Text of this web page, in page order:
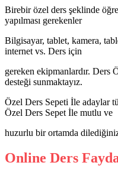
Birebir özel ders şeklinde
yapılması gerekenler
Bilgisayar, tablet, kamera,
internet vs. Ders için
gereken ekipmanlardır. Ders
desteği sunmaktayız.
Özel Ders Sepeti İle adaylar
Özel Ders Sepet İle mutlu ve
huzurlu bir ortamda
Online Ders